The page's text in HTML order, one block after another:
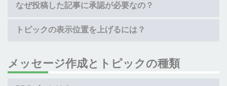
なぜ投稿した記事に承認が必要なの？
トピックの表示位置を上げるには？
メッセージ作成とトピックの種類